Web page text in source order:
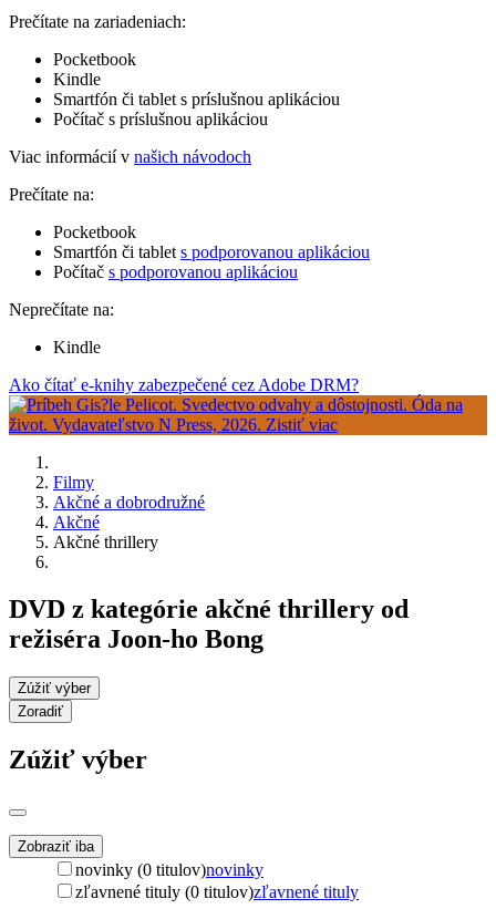
Prečítate na zariadeniach:
Pocketbook
Kindle
Smartfón či tablet s príslušnou aplikáciou
Počítač s príslušnou aplikáciou
Viac informácií v našich návodoch
Prečítate na:
Pocketbook
Smartfón či tablet s podporovanou aplikáciou
Počítač s podporovanou aplikáciou
Neprečítate na:
Kindle
Ako čítať e-knihy zabezpečené cez Adobe DRM?
Filmy
Akčné a dobrodružné
Akčné
Akčné thrillery
DVD z kategórie akčné thrillery od
režiséra Joon-ho Bong
Zúžiť výber
Zoradiť
Zúžiť výber
Zobraziť iba
novinky (0 titulov)novinky
zľavnené tituly (0 titulov)zľavnené tituly